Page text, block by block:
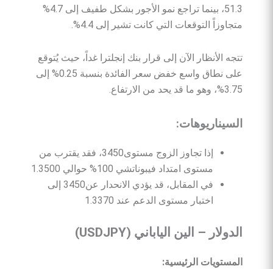
51.3، بينما تراجع نمو الأجور بشكل طفيف إلى 4.7%
متجاوزاً التوقعات التي كانت تشير إلى 4.4%.
تتجه الأنظار الآن إلى قرار بنك إنجلترا غداً، حيث يُتوقع
على نطاق واسع خفض سعر الفائدة بنسبة 0.25% إلى
3.75%، وهو ما قد يحد من الارتفاع.
السيناريوهات:
إذا تجاوز الزوج مستوى3450، فقد يقترب من
مستوى امتداد فيبوناتشي 100% حوالي 1.3500
في المقابل، قد يؤدي الانحدار عن3450 إلى
اختبار مستوى الدعم عند 1.3370
الدولار – الين الياباني (USDJPY)
المستويات الرئيسية: